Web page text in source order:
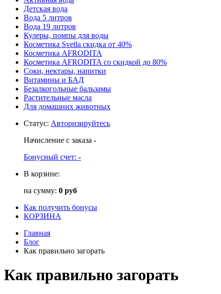
Детская вода
Вода 5 литров
Вода 19 литров
Кулеры, помпы для воды
Косметика Svetla скидка от 40%
Косметика AFRODITA
Косметика AFRODITA со скидкой до 80%
Соки, нектары, напитки
Витамины и БАД
Безалкогольные бальзамы
Растительные масла
Для домашних животных
Статус: Авторизируйтесь
Начисление с заказа -
Бонусный счет: -
В корзине:
на сумму: 0 руб
Как получить бонусы
КОРЗИНА
Главная
Блог
Как правильно загорать
Как правильно загорать